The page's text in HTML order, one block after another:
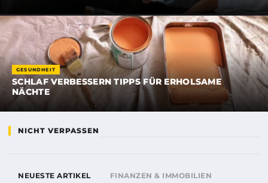
GESUNDHEIT
SCHLAF VERBESSERN TIPPS FÜR ERHOLSAME
NÄCHTE
NICHT VERPASSEN
NEUESTE ARTIKEL FINANZEN & IMMOBILIEN